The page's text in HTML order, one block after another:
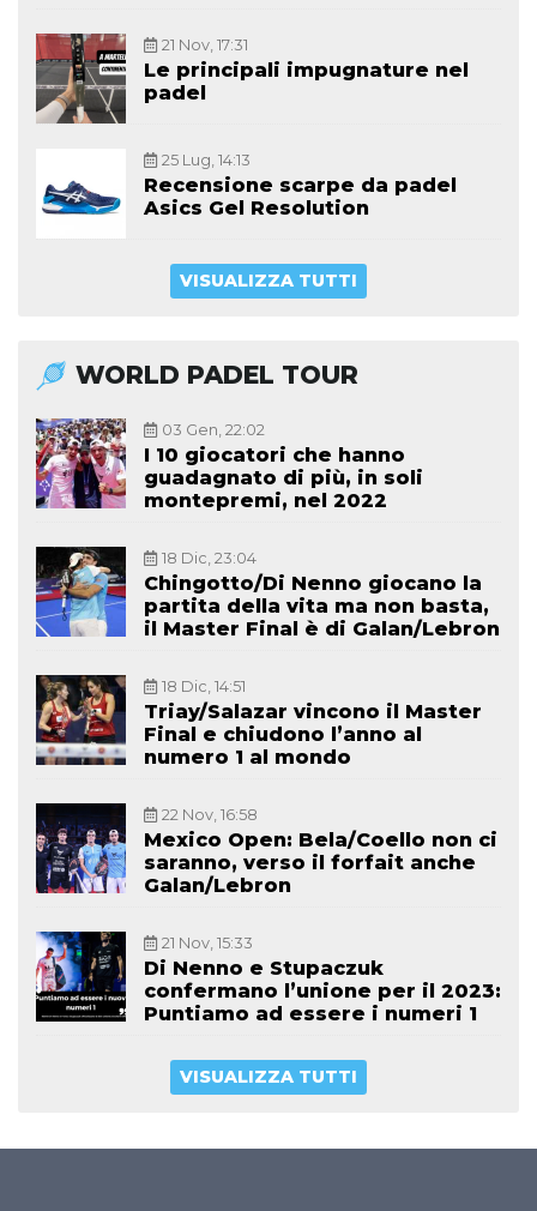
21 Nov, 17:31
Le principali impugnature nel
padel
25 Lug, 14:13
Recensione scarpe da padel
Asics Gel Resolution
VISUALIZZA TUTTI
WORLD PADEL TOUR
03 Gen, 22:02
I 10 giocatori che hanno
guadagnato di più, in soli
montepremi, nel 2022
18 Dic, 23:04
Chingotto/Di Nenno giocano la
partita della vita ma non basta,
il Master Final è di Galan/Lebron
18 Dic, 14:51
Triay/Salazar vincono il Master
Final e chiudono l’anno al
numero 1 al mondo
22 Nov, 16:58
Mexico Open: Bela/Coello non ci
saranno, verso il forfait anche
Galan/Lebron
21 Nov, 15:33
Di Nenno e Stupaczuk
confermano l’unione per il 2023:
Puntiamo ad essere i numeri 1
VISUALIZZA TUTTI